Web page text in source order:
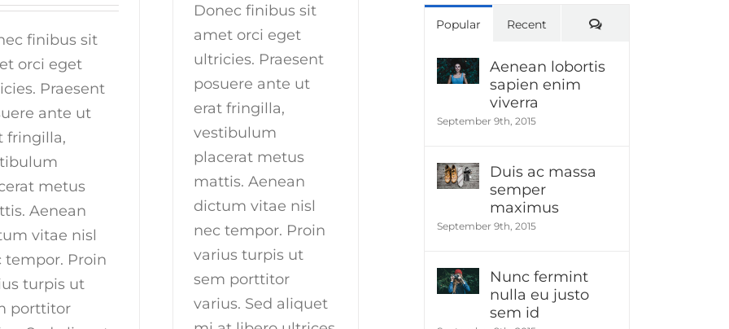
Donec finibus sit
amet orci eget
ultricies. Praesent
posuere ante ut
erat fringilla,
vestibulum
placerat metus
mattis. Aenean
dictum vitae nisl
nec tempor. Proin
varius turpis ut
sem porttitor
varius. Sed aliquet
finibus sit
orci eget
Praesent
ante ut
fringilla,
metus
Aenean
vitae nisl
tempor. Proin
turpis ut
porttitor
Popular Recent Comments
Aenean lobortis
sapien enim
viverra
September 9th, 2015
Duis ac massa
semper
maximus
September 9th, 2015
Nunc fermint
nulla eu justo
sem id